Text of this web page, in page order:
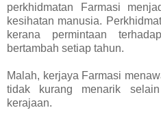
perkhidmatan Farmasi
kesihatan manusia.
kerana permintaan
bertambah setiap tahun.
Malah, kerjaya Farmasi
tidak kurang menarik
kerajaan.